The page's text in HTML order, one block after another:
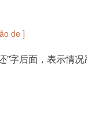
de ]
”字后面，表示情况